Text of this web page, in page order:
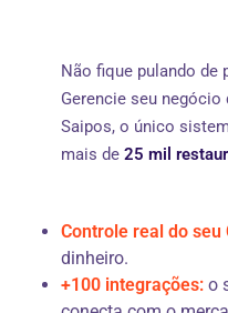
Não fique pulando de
Gerencie seu
Saipos, o único
mais de 25 mil
Controle real do seu
dinheiro.
+100 integrações:o